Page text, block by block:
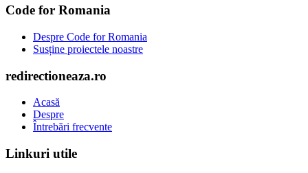
Code for Romania
Despre Code for Romania
Susține proiectele noastre
redirectioneaza.ro
Acasă
Despre
Întrebări frecvente
Linkuri utile